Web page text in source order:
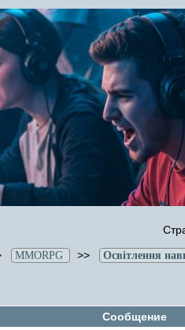
MMORPG >> Освітлення
Сообщение